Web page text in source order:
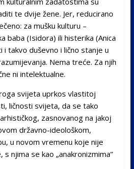
te dvije žene. Jer, reducirano
za mušku kulturu –
baba (Isidora) ili histerika (Anica
i takvo duševno i lično stanje u
Nema treće. Za njih
ni intelektualne.
svijeta uprkos vlastitoj
ličnosti svijeta, da se tako
zasnovanog na jakoj
državno-ideološkom,
u novom vremenu koje nije
s njima se kao „anakronizmima”